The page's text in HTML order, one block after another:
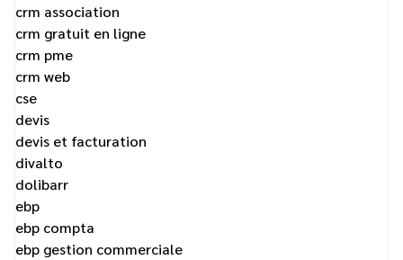
crm association
crm gratuit en ligne
crm pme
crm web
cse
devis
devis et facturation
divalto
dolibarr
ebp
ebp compta
ebp gestion commerciale